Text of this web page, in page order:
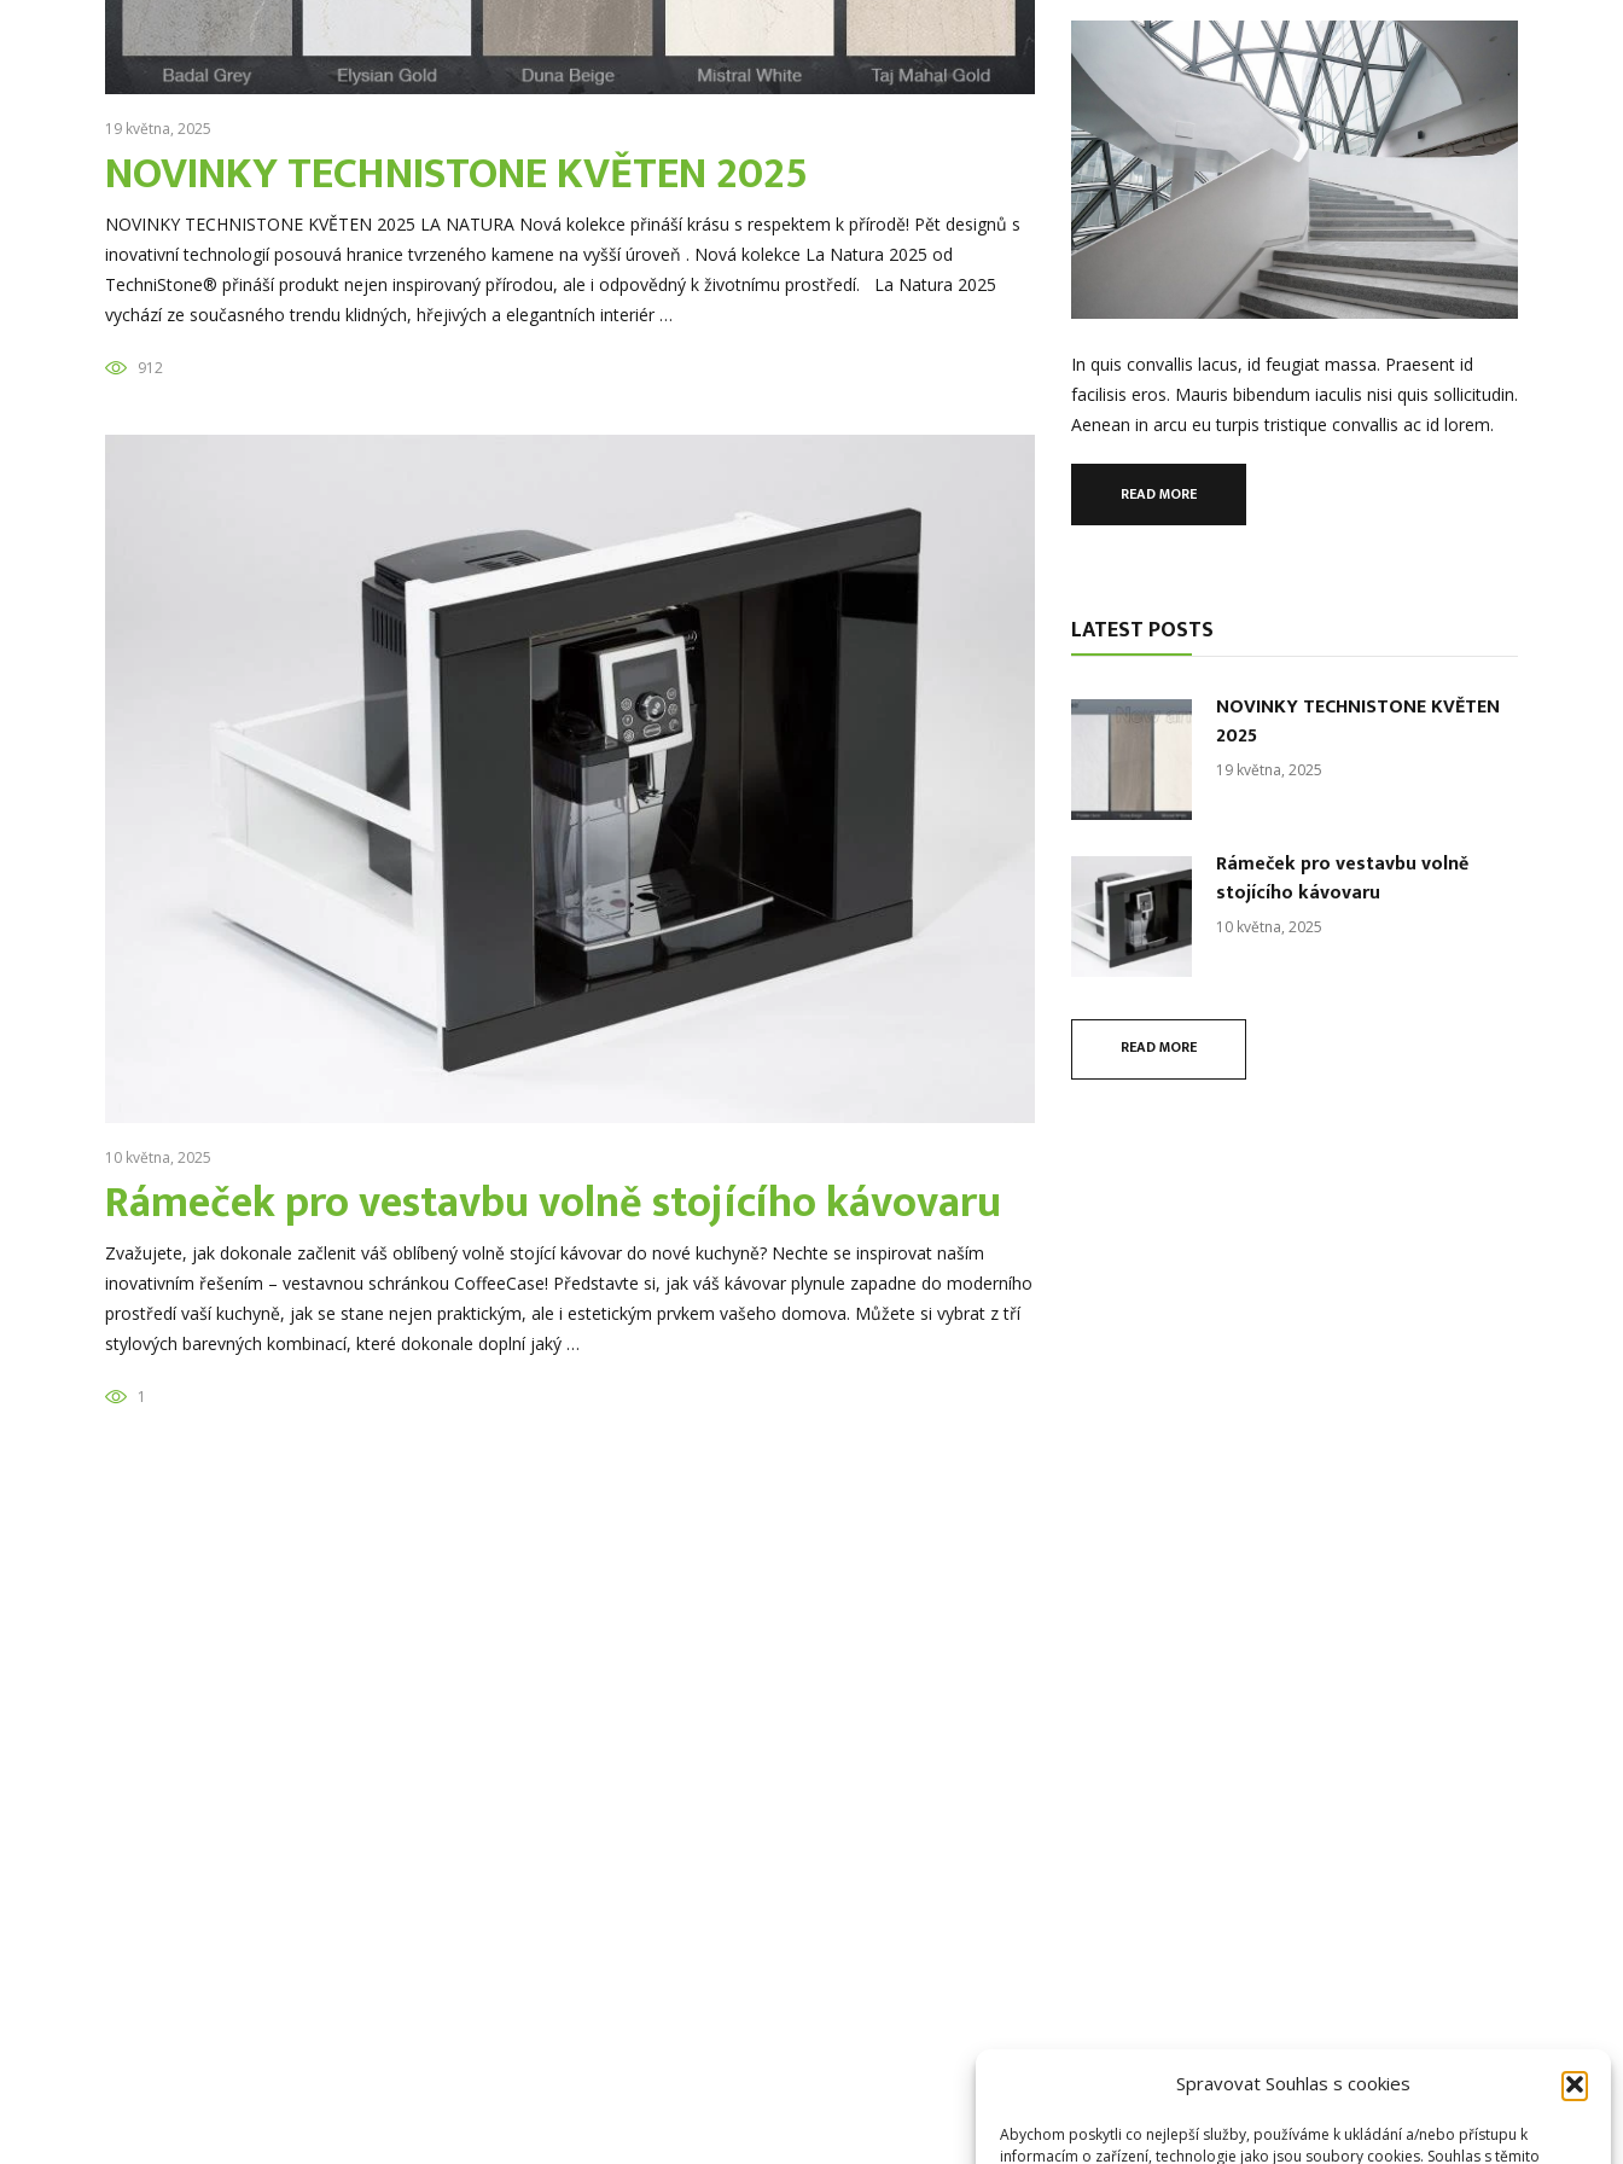
Spravovat Souhlas s cookies
Abychom poskytli co nejlepší služby, používáme k ukládání a/nebo přístupu k
informacím o zařízení, technologie jako jsou soubory cookies. Souhlas s těmito
19 května, 2025
NOVINKY TECHNISTONE KVĚTEN 2025
NOVINKY TECHNISTONE KVĚTEN 2025 LA NATURA Nová kolekce přináší krásu s respektem k přírodě! Pět designů s
inovativní technologií posouvá hranice tvrzeného kamene na vyšší úroveň . Nová kolekce La Natura 2025 od
TechniStone® přináší produkt nejen inspirovaný přírodou, ale i odpovědný k životnímu prostředí. La Natura 2025
vychází ze současného trendu klidných, hřejivých a elegantních interiér …
912
10 května, 2025
Rámeček pro vestavbu volně stojícího kávovaru
Zvažujete, jak dokonale začlenit váš oblíbený volně stojící kávovar do nové kuchyně? Nechte se inspirovat naším
inovativním řešením – vestavnou schránkou CoffeeCase! Představte si, jak váš kávovar plynule zapadne do moderního
prostředí vaší kuchyně, jak se stane nejen praktickým, ale i estetickým prvkem vašeho domova. Můžete si vybrat z tří
stylových barevných kombinací, které dokonale doplní jaký …
1
In quis convallis lacus, id feugiat massa. Praesent id
facilisis eros. Mauris bibendum iaculis nisi quis sollicitudin.
Aenean in arcu eu turpis tristique convallis ac id lorem.
READ MORE
LATEST POSTS
NOVINKY TECHNISTONE KVĚTEN
2025
19 května, 2025
Rámeček pro vestavbu volně
stojícího kávovaru
10 května, 2025
READ MORE
Euroza s.r.o.
IČ: 25472780